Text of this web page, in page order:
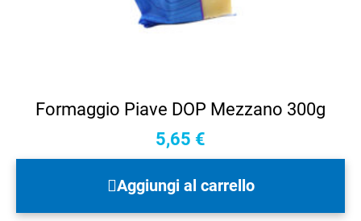
Formaggio Piave DOP Mezzano 300g
5,65 €
Aggiungi al carrello